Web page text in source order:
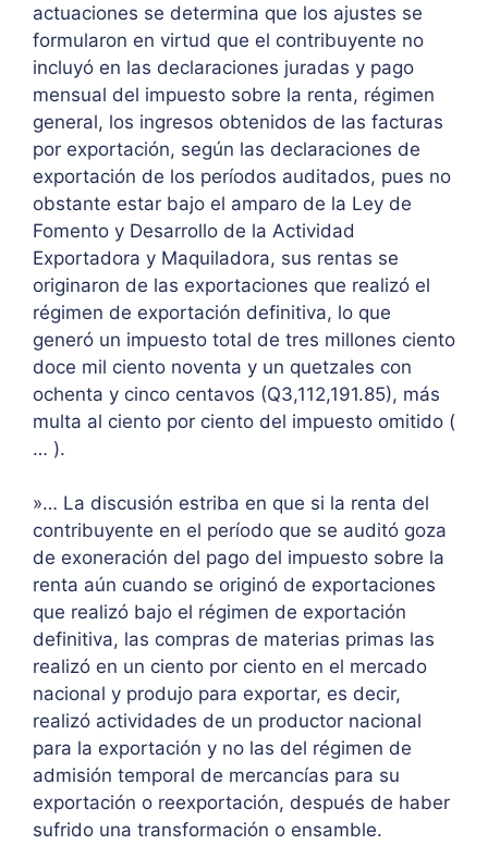
actuaciones se determina que los ajustes se
formularon en virtud que el contribuyente no
incluyó en las declaraciones juradas y pago
mensual del impuesto sobre la renta, régimen
general, los ingresos obtenidos de las facturas
por exportación, según las declaraciones de
exportación de los períodos auditados, pues no
obstante estar bajo el amparo de la Ley de
Fomento y Desarrollo de la Actividad
Exportadora y Maquiladora, sus rentas se
originaron de las exportaciones que realizó el
régimen de exportación definitiva, lo que
generó un impuesto total de tres millones ciento
doce mil ciento noventa y un quetzales con
ochenta y cinco centavos (Q3,112,191.85), más
multa al ciento por ciento del impuesto omitido (
… ).
»… La discusión estriba en que si la renta del
contribuyente en el período que se auditó goza
de exoneración del pago del impuesto sobre la
renta aún cuando se originó de exportaciones
que realizó bajo el régimen de exportación
definitiva, las compras de materias primas las
realizó en un ciento por ciento en el mercado
nacional y produjo para exportar, es decir,
realizó actividades de un productor nacional
para la exportación y no las del régimen de
admisión temporal de mercancías para su
exportación o reexportación, después de haber
sufrido una transformación o ensamble.